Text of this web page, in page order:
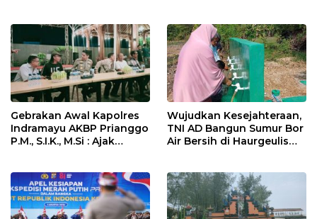
Gebrakan Awal Kapolres
Indramayu AKBP Prianggo
P.M., S.I.K., M.Si : Ajak
Wujudkan Kesejahteraan,
TNI AD Bangun Sumur Bor
Air Bersih di Haurgeulis